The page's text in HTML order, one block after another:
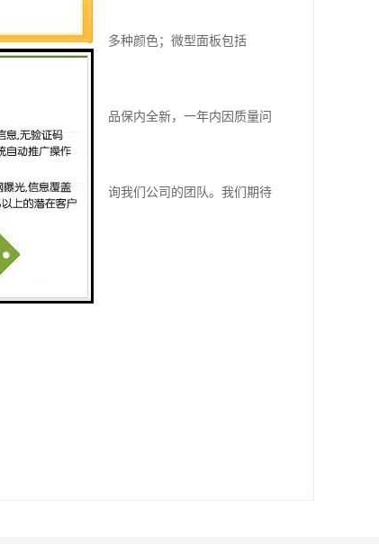
列控制器，显示多种颜色；微型面板包括
供应。我们的产品保内全新，一年内因质量问
参阅相关文献或咨询我们公司的团队。我们期待